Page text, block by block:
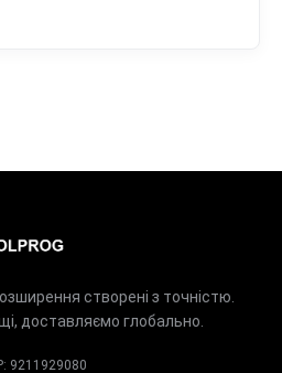
створені з точністю.
доставляємо глобально.
9211929080